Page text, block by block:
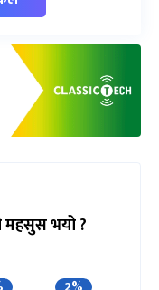
महसुस भयो ?